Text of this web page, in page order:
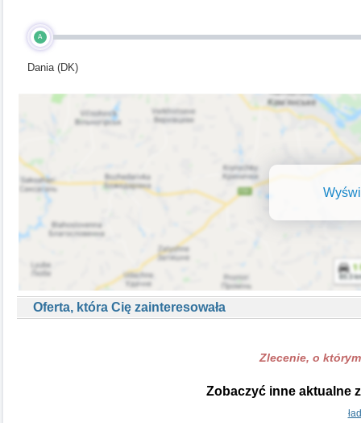
A
Dania (DK)
Oferta, która Cię zainteresowała
Zlecenie, o
Zobaczyć inne aktualne